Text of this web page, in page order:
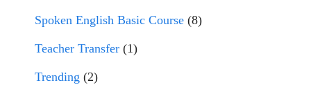
Spoken English Basic Course (8)
Teacher Transfer (1)
Trending (2)